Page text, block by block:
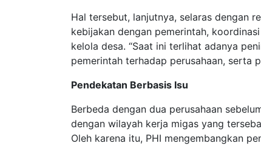
Hal tersebut, lanjutnya, selaras dengan
kebijakan dengan pemerintah,
kelola desa. “Saat ini terlihat adanya
pemerintah terhadap perusahaan, serta
Pendekatan Berbasis Isu
Berbeda dengan dua perusahaan
dengan wilayah kerja migas yang
Oleh karena itu, PHI mengembangkan